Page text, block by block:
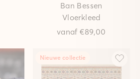
Ban Bessen
Vloerkleed
vanaf€89,00
Nieuwe collectie